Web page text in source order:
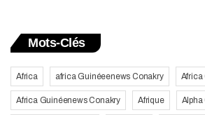
Mots-Clés
Africa africa Guinéeenews Conakry Africa
Africa Guinéenews Conakry Afrique Alpha